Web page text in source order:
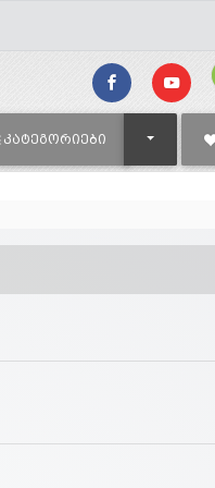
ᲙᲐᲢᲔᲒᲝᲠᲘᲔᲑᲘ TOGGLE